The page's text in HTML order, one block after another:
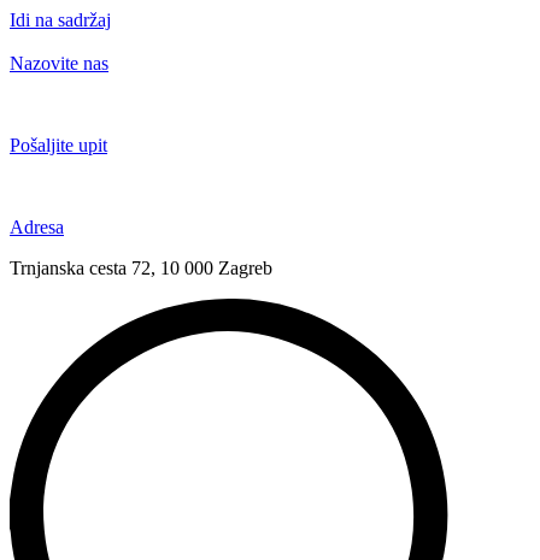
Idi na sadržaj
Nazovite nas
Pošaljite upit
Adresa
Trnjanska cesta 72, 10 000 Zagreb